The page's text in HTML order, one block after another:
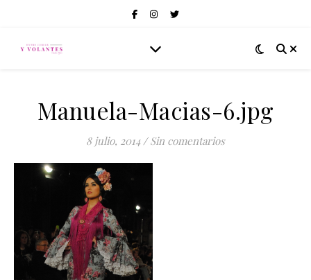
Manuela-Macias-6.jpg
8 julio, 2014 / Sin comentarios